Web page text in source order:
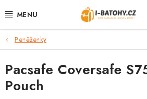
na
VÝPRODEJ %
BATOHY
TAŠKY, KABELKY
Peněženky
Pacsafe Coversafe
Pouch